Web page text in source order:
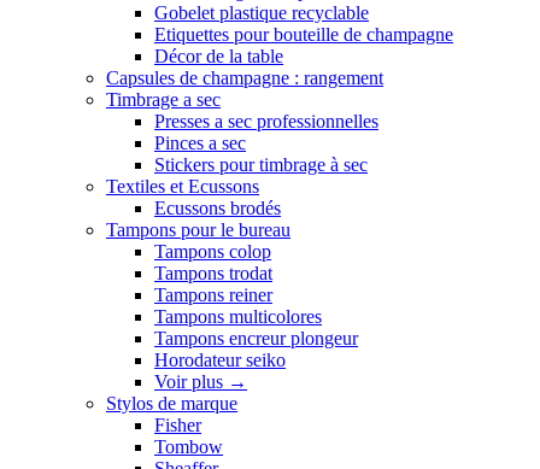
Gobelet plastique recyclable
Etiquettes pour bouteille de champagne
Décor de la table
Capsules de champagne : rangement
Timbrage a sec
Presses a sec professionnelles
Pinces a sec
Stickers pour timbrage à sec
Textiles et Ecussons
Ecussons brodés
Tampons pour le bureau
Tampons colop
Tampons trodat
Tampons reiner
Tampons multicolores
Tampons encreur plongeur
Horodateur seiko
Voir plus →
Stylos de marque
Fisher
Tombow